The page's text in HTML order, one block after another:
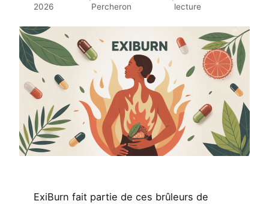
2026
Percheron
lecture
ExiBurn fait partie de ces brûleurs de